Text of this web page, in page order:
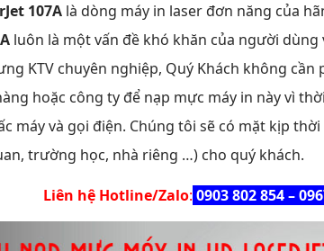
107A là dòng máy in laser đơn năng của
luôn là một vấn đề khó khăn của người
KTV chuyên nghiệp, Quý Khách không
hoặc công ty để nạp mực máy in này vì
máy và gọi điện. Chúng tôi sẽ có mặt kịp
trường học, nhà riêng …) cho quý khách.
Liên hệ Hotline/Zalo: 0903 802 854 –